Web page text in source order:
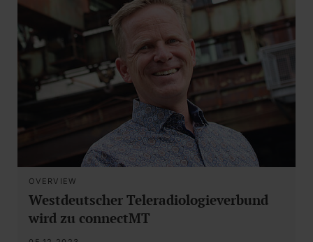
OVERVIEW
Westdeutscher Teleradiologieverbund
wird zu connectMT